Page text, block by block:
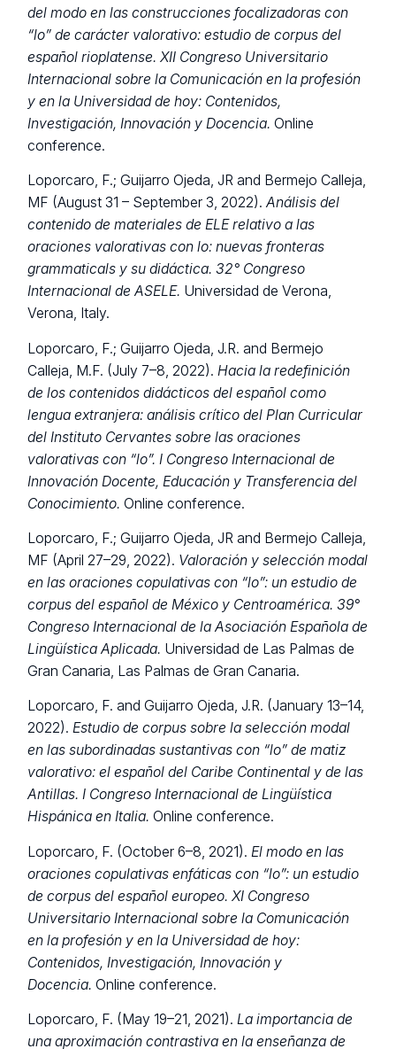
del modo en las construcciones focalizadoras con
“lo” de carácter valorativo: estudio de corpus del
español rioplatense.XII Congreso Universitario
Internacional sobre la Comunicación en la profesión
y en la Universidad de hoy: Contenidos,
Investigación, Innovación y Docencia. Online
conference.
Loporcaro, F.; Guijarro Ojeda, JR and Bermejo Calleja,
MF (August 31 – September 3, 2022).Análisis del
contenido de materiales de ELE relativo a las
oraciones valorativas con lo: nuevas fronteras
grammaticals y su didáctica.32° Congreso
Internacional de ASELE. Universidad de Verona,
Verona, Italy.
Loporcaro, F.; Guijarro Ojeda, J.R. and Bermejo
Calleja, M.F. (July 7–8, 2022). Hacia la redefinición
de los contenidos didácticos del español como
lengua extranjera: análisis crítico del Plan Curricular
del Instituto Cervantes sobre las oraciones
valorativas con “lo”. I Congreso Internacional de
Innovación Docente, Educación y Transferencia del
Conocimiento. Online conference.
Loporcaro, F.; Guijarro Ojeda, JR and Bermejo Calleja,
MF (April 27–29, 2022). Valoración y selección modal
en las oraciones copulativas con “lo”: un estudio de
corpus del español de México y Centroamérica.39°
Congreso Internacional de la Asociación Española de
Lingüística Aplicada. Universidad de Las Palmas de
Gran Canaria, Las Palmas de Gran Canaria.
Loporcaro, F. and Guijarro Ojeda, J.R. (January 13–14,
2022).Estudio de corpus sobre la selección modal
en las subordinadas sustantivas con “lo” de matiz
valorativo: el español del Caribe Continental y de las
Antillas.I Congreso Internacional de Lingüística
Hispánica en Italia. Online conference.
Loporcaro, F. (October 6–8, 2021). El modo en las
oraciones copulativas enfáticas con “lo”: un estudio
de corpus del español europeo.XI Congreso
Universitario Internacional sobre la Comunicación
en la profesión y en la Universidad de hoy:
Contenidos, Investigación, Innovación y
Docencia. Online conference.
Loporcaro, F. (May 19–21, 2021).La importancia de
una aproximación contrastiva en la enseñanza de